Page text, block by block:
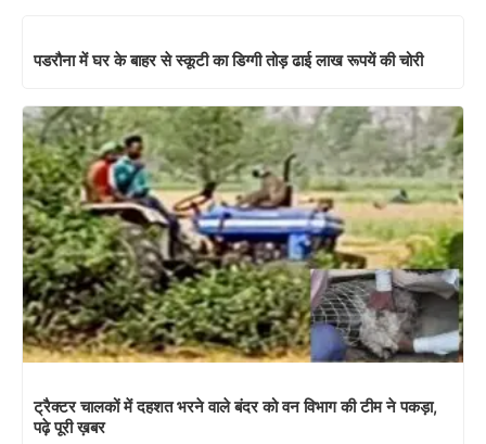
पडरौना में घर के बाहर से स्कूटी का डिग्गी तोड़ ढाई लाख रूपयें की चोरी
ट्रैक्टर चालकों में दहशत भरने वाले बंदर को वन विभाग की टीम ने पकड़ा,
पढ़े पूरी ख़बर